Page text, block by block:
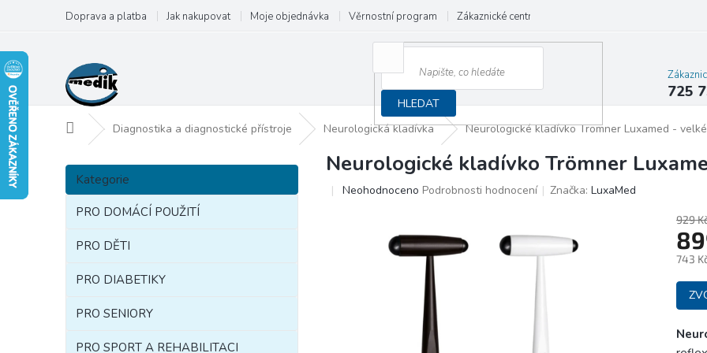
obsah
Doprava a platba Jak nakupovat Moje objednávka Věrnostní program Zákaznické centrum
HLEDAT
725
Domů Diagnostika a diagnostické přístroje Neurologická kladívka Neurologické kladívko Trömner Luxamed - velké
P
s
Přeskočit
kategorie
Kategorie
PRO DOMÁCÍ POUŽITÍ
PRO DĚTI
PRO DIABETIKY
PRO SENIORY
PRO SPORT A REHABILITACI
Neurologické kladívko Trömner
Průměrné
Neohodnoceno Podrobnosti hodnocení Značka:LuxaMed
929
743
cena: